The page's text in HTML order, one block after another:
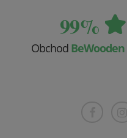
99%
Obchod BeWooden